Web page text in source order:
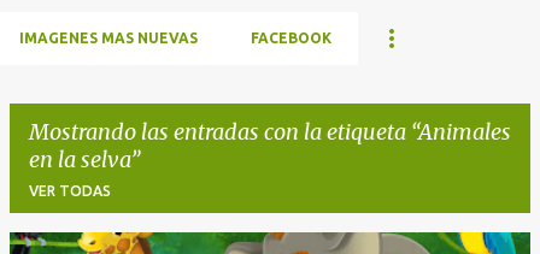
IMAGENES MAS NUEVAS FACEBOOK
Mostrando las entradas con la etiqueta Animales
en la selva
VER TODAS